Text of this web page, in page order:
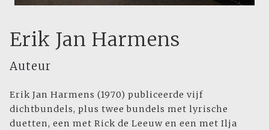
Erik Jan Harmens
Auteur
Erik Jan Harmens (1970) publiceerde vijf
dichtbundels, plus twee bundels met lyrische
duetten, een met Rick de Leeuw en een met Ilja